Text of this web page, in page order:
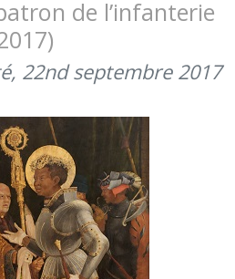
AOÛT
de l’infanterie
22nd septembre 2017